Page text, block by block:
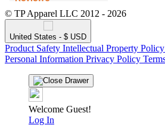
© TP Apparel LLC 2012 - 2026
United States - $ USD
Product Safety Intellectual Property Policy
Personal Information Privacy Policy
Welcome Guest!
Log In